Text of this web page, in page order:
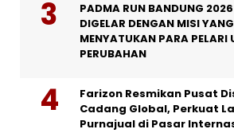
PADMA RUN BANDUNG
DIGELAR DENGAN MISI
MENYATUKAN PARA PELARI
PERUBAHAN
Farizon Resmikan Pusat
Cadang Global, Perkuat
Purnajual di Pasar